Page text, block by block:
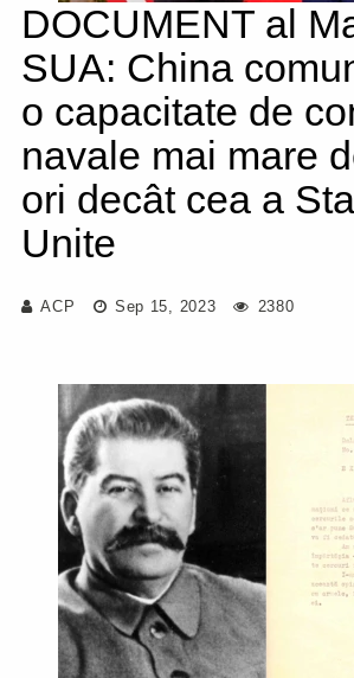
DOCUMENT al
SUA: China
o capacitate de
navale mai mare
ori decât cea a
Unite
ACP Sep 15, 2023 2380